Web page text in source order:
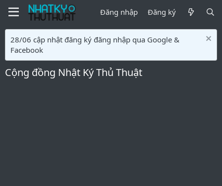
Đăng nhập Đăng ký
28/06 cập nhật đăng ký đăng nhập qua Google &
Facebook
Cộng đồng Nhật Ký Thủ Thuật